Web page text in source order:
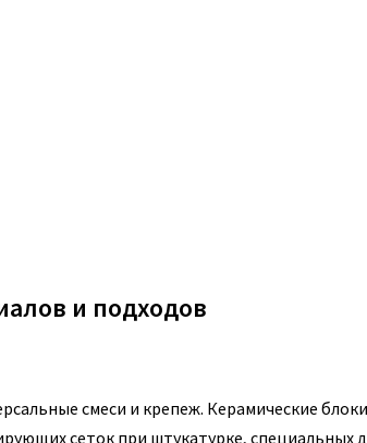
и подходов
смеси и крепеж. Керамические
сеток при штукатурке, специальных